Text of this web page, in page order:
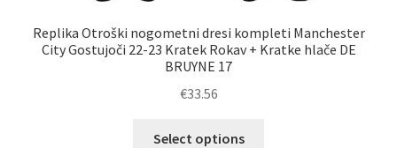
Replika Otroški nogometni dresi kompleti Manchester
City Gostujoči 22-23 Kratek Rokav + Kratke hlače DE
BRUYNE 17
€33.56
Select options